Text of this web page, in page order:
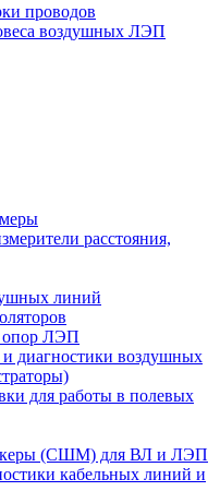
проводов
воздушных ЛЭП
расстояния,
линий
опор ЛЭП
диагностики воздушных
для работы в полевых
(СШМ) для ВЛ и ЛЭП
кабельных линий и